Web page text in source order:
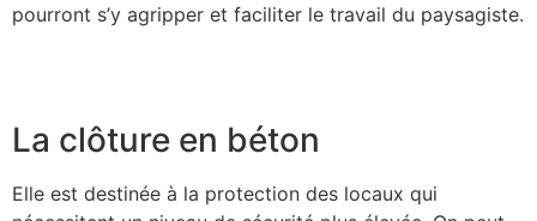
pourront s’y agripper et faciliter le travail du paysagiste.
La clôture en béton
Elle est destinée à la protection des locaux qui